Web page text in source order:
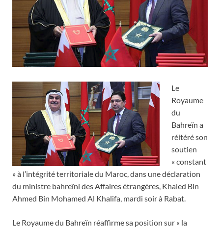
Le
Royaume
du
Bahreïn a
réitéré son
soutien
« constant
» à l’intégrité territoriale du Maroc, dans une déclaration
du ministre bahreïni des Affaires étrangères, Khaled Bin
Ahmed Bin Mohamed Al Khalifa, mardi soir à Rabat.
Le Royaume du Bahreïn réaffirme sa position sur « la